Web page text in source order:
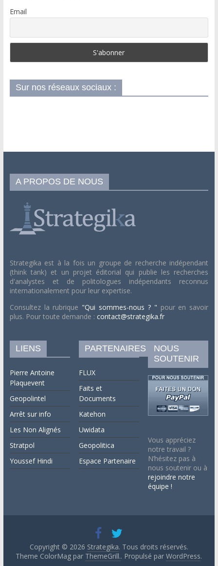
Email
Sur nos réseaux sociaux :
A PROPOS DE NOUS
Strategika est à la fois un groupe de recherche indépendant
(think tank) et un projet éditorial qui publie les recherches
d'analystes et de politologues indépendants reconnus
internationalement pour leur expertise.
Consultez la rubrique "Qui sommes-nous ? " pour en savoir
plus. Pour toute demande : contact@strategika.fr
LIENS
Pierre Antoine
Plaquevent
Geopolintel
Arrêt sur info
Les Non Alignés
Stratpol
Youssef Hindi
PARTENAIRES
FLUX
Faits et
Documents
Katehon
Uwidata
Geopolitica
Espace Partenaire
NOUS
SOUTENIR
Vous appréciez
notre travail ?
N’hésitez pas à
nous soutenir ou à
rejoindre notre
équipe !
Copyright © 2026 Strategika. Tous droits réservés.
Theme ColorMag par ThemeGrill.. Propulsé parWordPress.